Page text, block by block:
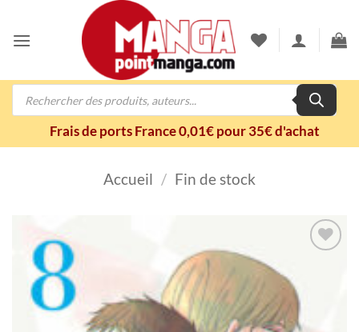
contenu
Recherche
Frais de ports France 0,01€ pour 35€ d'achat
Accueil / Fin de stock